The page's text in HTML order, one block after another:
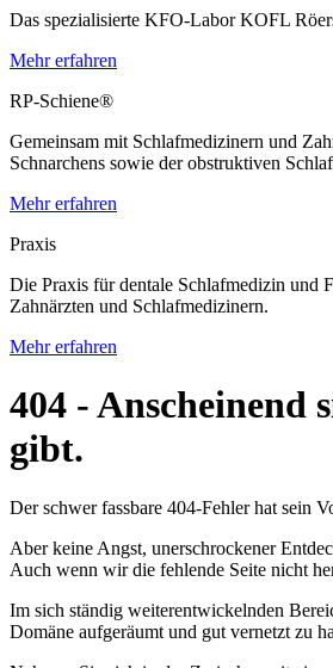
Das spezialisierte KFO-Labor KOFL
Mehr erfahren
RP-Schiene®
Gemeinsam mit Schlafmedizinern und
Schnarchens sowie der obstruktiven
Mehr erfahren
Praxis
Die Praxis für dentale Schlafmedizin und
Zahnärzten und Schlafmedizinern.
Mehr erfahren
404 - Anscheinend
gibt.
Der schwer fassbare 404-Fehler hat sein
Aber keine Angst, unerschrockener
Auch wenn wir die fehlende Seite nicht
Im sich ständig weiterentwickelnden
Domäne aufgeräumt und gut vernetzt zu